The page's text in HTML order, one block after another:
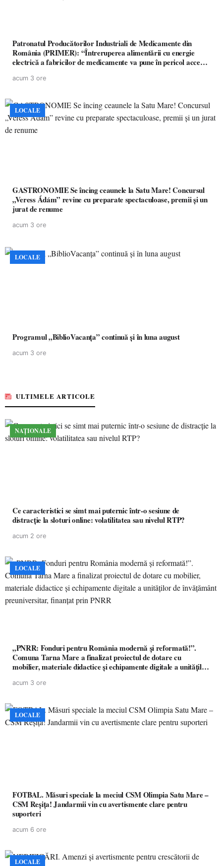
Patronatul Producătorilor Industriali de Medicamente din
România (PRIMER): “Întreruperea alimentării cu energie
electrică a fabricilor de medicamente va pune în pericol accesul
acum 3 ore
LOCALE
GASTRONOMIE Se încing ceaunele la Satu Mare! Concursul
„Veress Ádám” revine cu preparate spectaculoase, premii și un
jurat de renume
acum 3 ore
LOCALE
Programul „BiblioVacanța” continuă și în luna august
acum 3 ore
ULTIMELE ARTICOLE
NAȚIONALE
Ce caracteristici se simt mai puternic într-o sesiune de
distracție la sloturi online: volatilitatea sau nivelul RTP?
acum 2 ore
LOCALE
„PNRR: Fonduri pentru România modernă și reformată!”.
Comuna Tarna Mare a finalizat proiectul de dotare cu
mobilier, materiale didactice și echipamente digitale a unităților
acum 3 ore
LOCALE
FOTBAL. Măsuri speciale la meciul CSM Olimpia Satu Mare –
CSM Reșița! Jandarmii vin cu avertismente clare pentru
suporteri
acum 6 ore
LOCALE